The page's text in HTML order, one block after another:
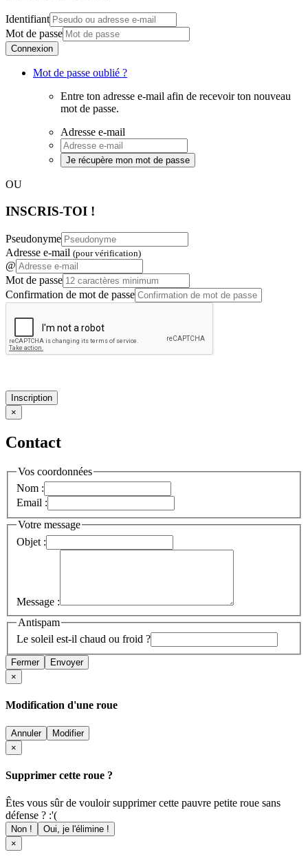
Identifiant
Mot de passe
Connexion
Mot de passe oublié ?
Entre ton adresse e-mail afin de recevoir ton nouveau
mot de passe.
Adresse e-mail
Je récupère mon mot de passe
OU
INSCRIS-TOI !
Pseudonyme
Adresse e-mail (pour vérification)
@
Mot de passe
Confirmation de mot de passe
Inscription
×
Contact
Vos coordonnées
Nom :
Email :
Votre message
Objet :
Message :
Antispam
Le soleil est-il chaud ou froid ?
Fermer
Envoyer
×
Modification d'une roue
Annuler
Modifier
×
Supprimer cette roue ?
Êtes vous sûr de vouloir supprimer cette pauvre petite roue sans
défense ? :'(
Non !
Oui, je l'élimine !
×